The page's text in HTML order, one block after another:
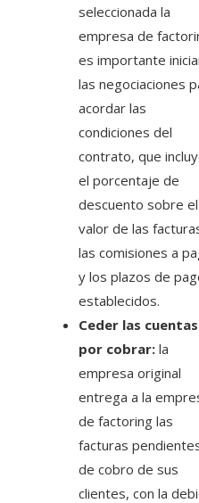
seleccionada la
empresa de
es importante
las negociaciones
acordar las
condiciones del
contrato, que
el porcentaje de
descuento sobre el
valor de las
las comisiones a
y los plazos de
establecidos.
Ceder las cuentas
por cobrar: la
empresa original
entrega a la
de factoring las
facturas
de cobro de sus
clientes, con la